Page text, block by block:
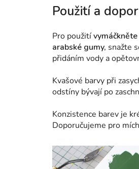
Použití a
Pro použití
arabské gumy, snažte
přidáním vody a
Kvašové barvy při
odstíny bývají po
Konzistence barev je
Doporučujeme pro